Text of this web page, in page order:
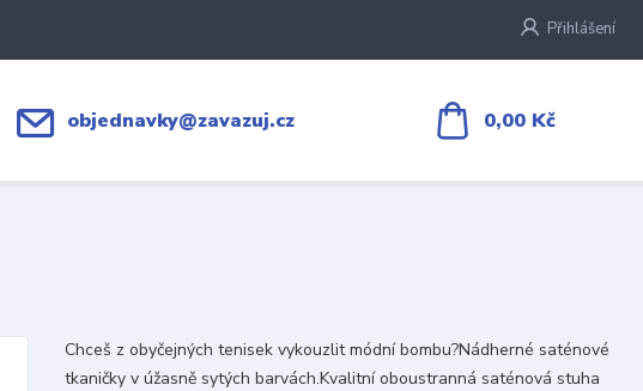
Přihlášení
objednavky@zavazuj.cz 0,00 Kč
Chceš z obyčejných tenisek vykouzlit módní bombu?Nádherné saténové
tkaničky v úžasně sytých barvách.Kvalitní oboustranná saténová stuha